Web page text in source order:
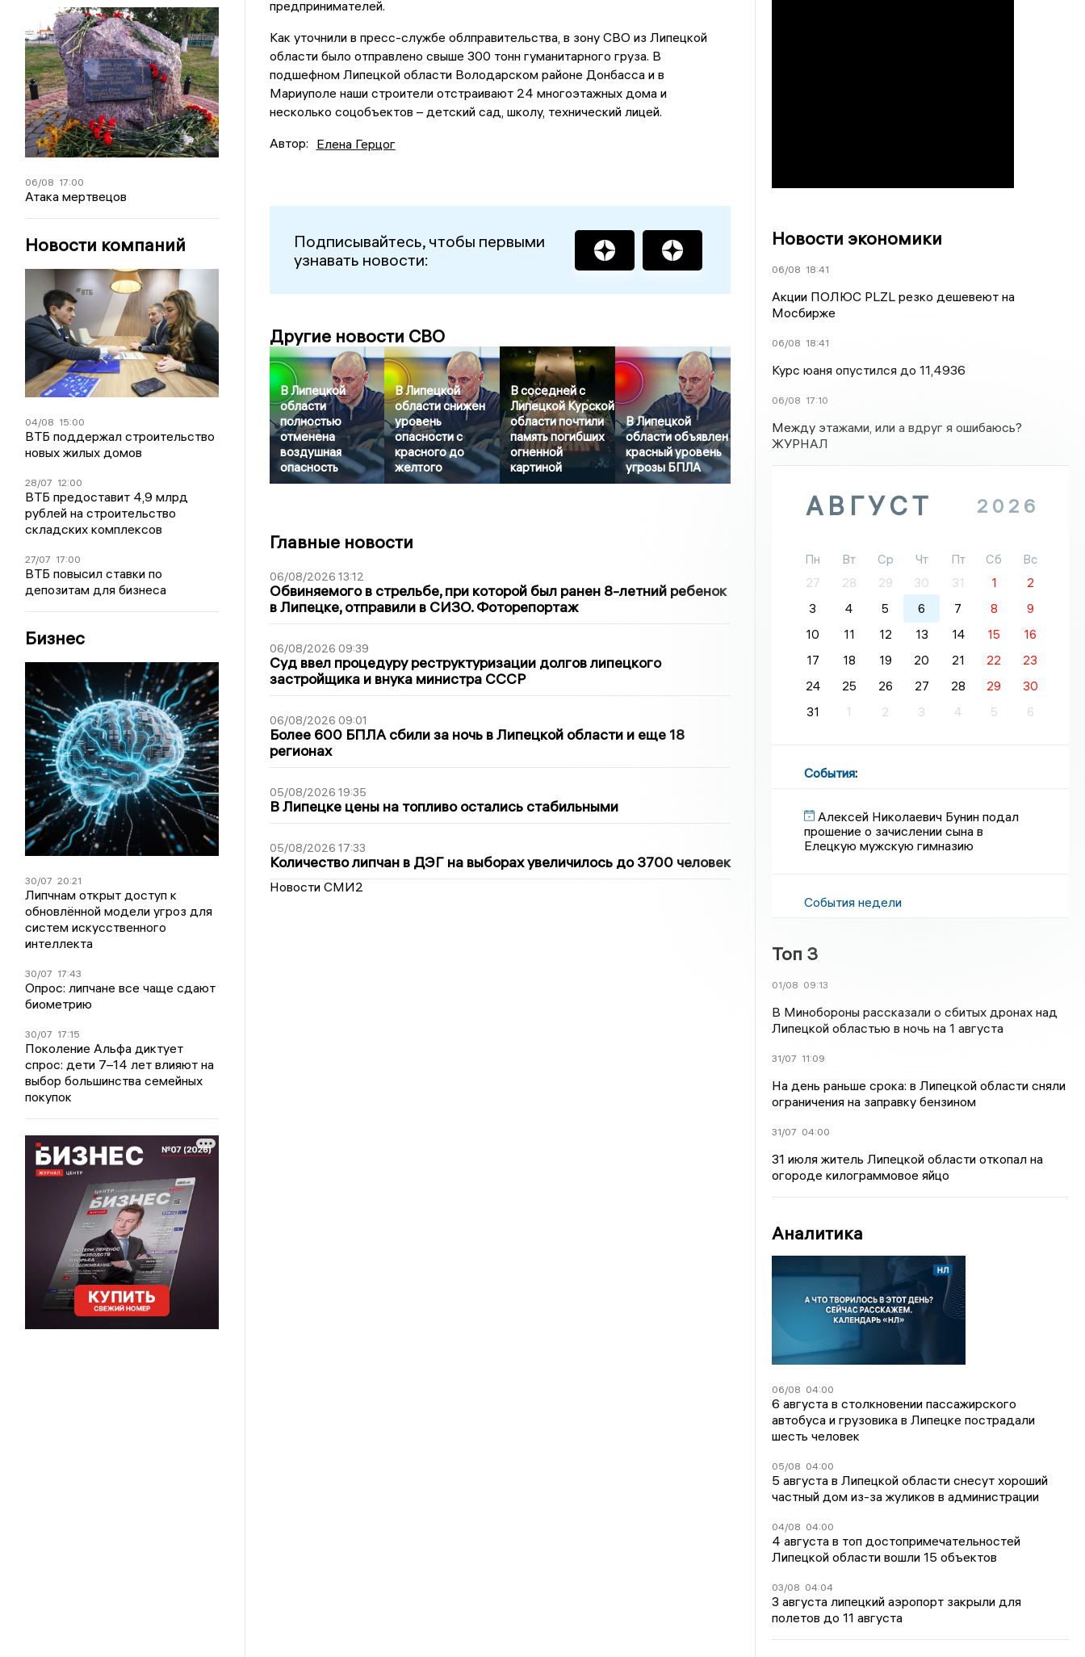
06/08 17:00
Атака мертвецов
Новости компаний
04/08 15:00
ВТБ поддержал строительство
новых жилых домов
28/07 12:00
ВТБ предоставит 4,9 млрд
рублей на строительство
складских комплексов
27/07 17:00
ВТБ повысил ставки по
депозитам для бизнеса
Бизнес
30/07 20:21
Липчнам открыт доступ к
обновлённой модели угроз для
систем искусственного
интеллекта
30/07 17:43
Опрос: липчане все чаще сдают
биометрию
30/07 17:15
Поколение Альфа диктует
спрос: дети 7–14 лет влияют на
выбор большинства семейных
покупок
предпринимателей.
Как уточнили в пресс-службе облправительства, в зону СВО из Липецкой
области было отправлено свыше 300 тонн гуманитарного груза. В
подшефном Липецкой области Володарском районе Донбасса и в
Мариуполе наши строители отстраивают 24 многоэтажных дома и
несколько соцобъектов – детский сад, школу, технический лицей.
Автор: Елена Герцог
Подписывайтесь, чтобы первыми
узнавать новости:
Другие новости СВО
В Липецкой
области
полностью
отменена
воздушная
опасность
В Липецкой
области снижен
уровень
опасности с
красного до
желтого
В соседней с
Липецкой Курской
области почтили
память погибших
огненной
картиной
В Липецкой
области объявлен
красный уровень
угрозы БПЛА
Главные новости
06/08/2026 13:12
Обвиняемого в стрельбе, при которой был ранен 8-летний ребенок
в Липецке, отправили в СИЗО. Фоторепортаж
06/08/2026 09:39
Суд ввел процедуру реструктуризации долгов липецкого
застройщика и внука министра СССР
06/08/2026 09:01
Более 600 БПЛА сбили за ночь в Липецкой области и еще 18
регионах
05/08/2026 19:35
В Липецке цены на топливо остались стабильными
05/08/2026 17:33
Количество липчан в ДЭГ на выборах увеличилось до 3700 человек
Новости СМИ2
Новости экономики
06/08 18:41
Акции ПОЛЮС PLZL резко дешевеют на
Мосбирже
06/08 18:41
Курс юаня опустился до 11,4936
06/08 17:10
Между этажами, или а вдруг я ошибаюсь?
ЖУРНАЛ
АВГУСТ 2026
Пн Вт Ср Чт Пт Сб
Вс
27
28 29 30 31 1
2
3
4 5 6 7 8
9
10
11 12 13 14 15
16
17
18 19 20 21 22
23
24
25 26 27 28 29
30
31
1 2 3 4 5 6
События:
Алексей Николаевич Бунин подал
прошение о зачислении сына в
Елецкую мужскую гимназию
События недели
Топ 3
01/08 09:13
В Минобороны рассказали о сбитых дронах над
Липецкой областью в ночь на 1 августа
31/07 11:09
На день раньше срока: в Липецкой области сняли
ограничения на заправку бензином
31/07 04:00
31 июля житель Липецкой области откопал на
огороде килограммовое яйцо
Аналитика
06/08 04:00
6 августа в столкновении пассажирского
автобуса и грузовика в Липецке пострадали
шесть человек
05/08 04:00
5 августа в Липецкой области снесут хороший
частный дом из-за жуликов в администрации
04/08 04:00
4 августа в топ достопримечательностей
Липецкой области вошли 15 объектов
03/08 04:04
3 августа липецкий аэропорт закрыли для
полетов до 11 августа